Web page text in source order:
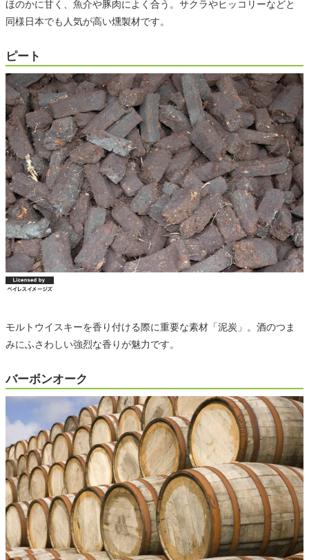
ほのかに甘く、魚介や豚肉によく合う。サクラやヒッコリーなどと
同様日本でも人気が高い燻製材です。
ピート
モルトウイスキーを香り付ける際に重要な素材「泥炭」。酒のつま
みにふさわしい強烈な香りが魅力です。
バーボンオーク